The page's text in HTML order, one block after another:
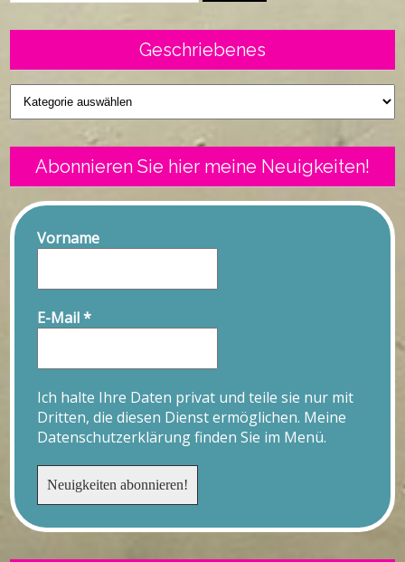
Geschriebenes
Geschriebenes
Abonnieren Sie hier meine Neuigkeiten!
Vorname
E-Mail*
Ich halte Ihre Daten privat und teile sie nur mit
Dritten, die diesen Dienst ermöglichen. Meine
Datenschutzerklärung finden Sie im Menü.